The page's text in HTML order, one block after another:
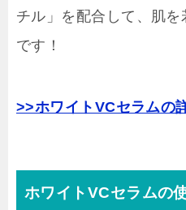
チル」を配合して、肌
です！
>>ホワイトVCセラムの
ホワイトVCセラムの